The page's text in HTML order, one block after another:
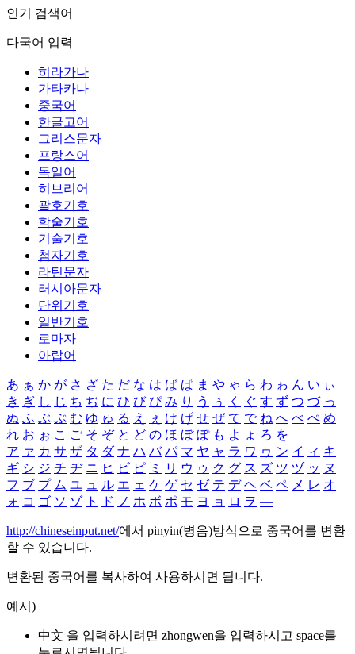
인기 검색어
다국어 입력
히라가나
가타카나
중국어
한글고어
그리스문자
프랑스어
독일어
히브리어
괄호기호
학술기호
기술기호
첨자기호
라틴문자
러시아문자
단위기호
일반기호
로마자
아랍어
あ ぁ か が さ ざ た だ な は ば ぱ ま や ゃ ら わ ゎ ん い ぃ
き ぎ し じ ち ぢ に ひ び ぴ み り う ぅ く ぐ す ず つ づ っ
ぬ ふ ぶ ぷ む ゆ ゅ る え ぇ け げ せ ぜ て で ね へ べ ぺ め
れ お ぉ こ ご そ ぞ と ど の ほ ぼ ぽ も よ ょ ろ を
ア ァ カ サ ザ タ ダ ナ ハ バ パ マ ヤ ャ ラ ワ ヮ ン イ ィ キ
ギ シ ジ チ ヂ ニ ヒ ビ ピ ミ リ ウ ゥ ク グ ス ズ ツ ヅ ッ ヌ
フ ブ プ ム ユ ュ ル エ ェ ケ ゲ セ ゼ テ デ ヘ ベ ペ メ レ オ
ォ コ ゴ ソ ゾ ト ド ノ ホ ボ ポ モ ヨ ョ ロ ヲ ―
http://chineseinput.net/에서 pinyin(병음)방식으로 중국어를 변환
할 수 있습니다.
변환된 중국어를 복사하여 사용하시면 됩니다.
예시)
中文 을 입력하시려면 zhongwen을 입력하시고 space를